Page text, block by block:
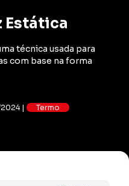
Estática
técnica usada para
com base na forma
| Termo